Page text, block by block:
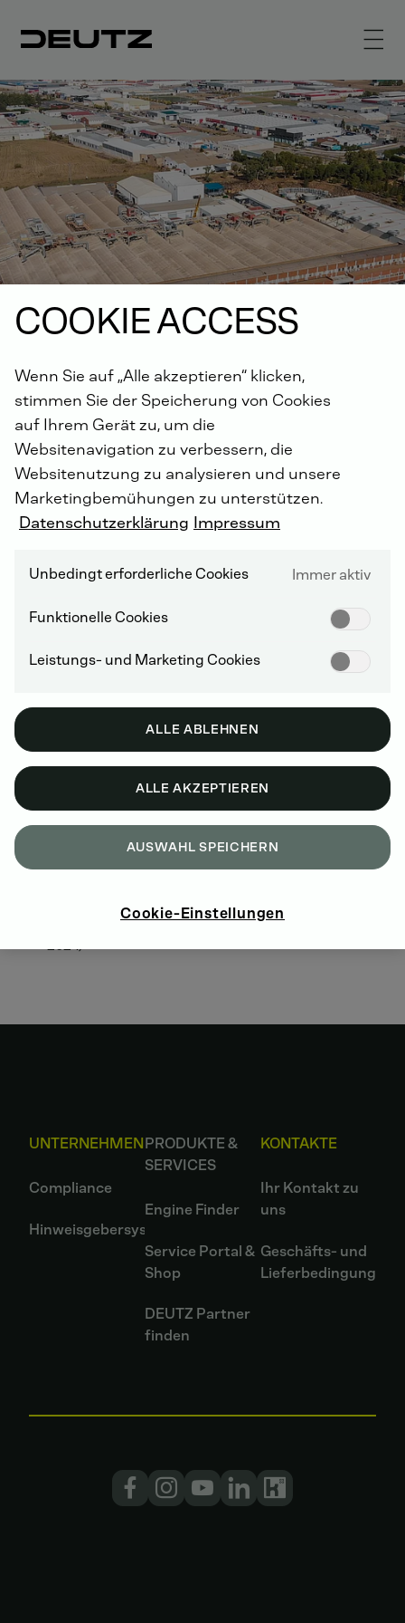
LIEFERANTENINFORMATIONEN UND -MANAGEMENT
Archiv: ALLGEMEINE
EINKAUFSBEDINGUNGEN
Allgemeine Einkaufsbedingungen der DEUTZ AG
für Dienst- und Werkleistungen(Stand: Februar
UNTERNEHMEN
Compliance
Hinweisgebersystem
PRODUKTE &
SERVICES
Engine Finder
Service Portal &
Shop
DEUTZ Partner
finden
KONTAKTE
Ihr Kontakt zu
uns
Geschäfts- und
Lieferbedingungen
COOKIE ACCESS
Wenn Sie auf „Alle akzeptieren“ klicken,
stimmen Sie der Speicherung von Cookies
auf Ihrem Gerät zu, um die
Websitenavigation zu verbessern, die
Websitenutzung zu analysieren und unsere
Marketingbemühungen zu unterstützen.
Datenschutzerklärung Impressum
Unbedingt erforderliche Cookies Immer aktiv
Funktionelle Cookies
Leistungs- und Marketing Cookies
ALLE ABLEHNEN
ALLE AKZEPTIEREN
AUSWAHL SPEICHERN
Cookie-Einstellungen